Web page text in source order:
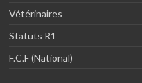
Vétérinaires
Statuts R1
F.C.F (National)